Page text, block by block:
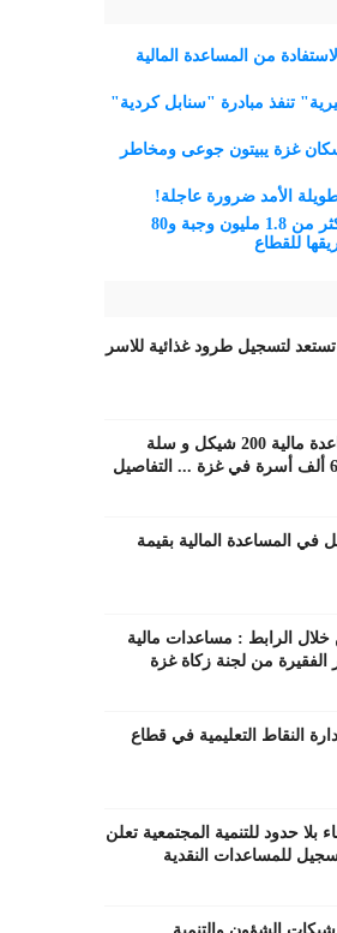
من المساعدة المالية
تنفذ مبادرة "سنابل كردية"
غزة يبيتون جوعى ومخاطر
الأمد ضرورة عاجلة!
صندوق غزة الإنساني: توزيع أكثر من 1.8 مليون وجبة و80
للقطاع
لتسجيل طرود غذائية للاسر
دحلان : مساعدة مالية 200 شيكل و سلة
في المساعدة المالية بقيمة
خلال الرابط : مساعدات مالية
الفقيرة من لجنة زكاة غزة
النقاط التعليمية في قطاع
بلا حدود للتنمية المجتمعية تعلن
للمساعدات النقدية